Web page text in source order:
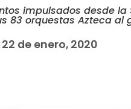
impulsados desde la
83 orquestas Azteca al
22 de enero, 2020